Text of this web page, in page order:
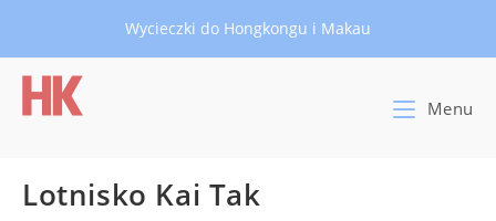
Wycieczki do Hongkongu i Makau
Menu
Lotnisko Kai Tak